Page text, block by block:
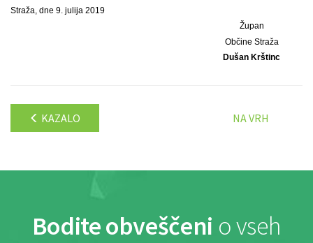
Straža, dne 9. julija 2019
Župan
Občine Straža
Dušan Krštinc
KAZALO NA VRH
Bodite obveščeni o vseh